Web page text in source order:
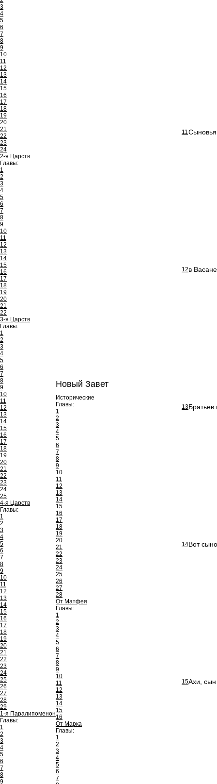
3
4
5
6
7
8
9
10
11
12
13
14
15
16
17
18
19
20
21
22
23
24
2-я Царств
Главы:
1
2
3
4
5
6
7
8
9
10
11
12
13
14
15
16
17
18
19
20
21
22
3-я Царств
Главы:
1
2
3
4
5
6
7
8
9
10
11
12
13
14
15
16
17
18
19
20
21
22
23
24
25
4-я Царств
Главы:
1
2
3
4
5
6
7
8
9
10
11
12
13
14
15
16
17
18
19
20
21
22
23
24
25
26
27
28
29
1-я Паралипоменон
Главы:
1
2
3
4
5
6
7
8
9
Новый Завет
Исторические
Главы:
1
2
3
4
5
6
7
8
9
10
11
12
13
14
15
16
17
18
19
20
21
22
23
24
25
26
27
28
От Матфея
Главы:
1
2
3
4
5
6
7
8
9
10
11
12
13
14
15
16
От Марка
Главы:
1
2
3
4
5
6
7
11Сыновья
12в
13
14Вот
15Ахи,